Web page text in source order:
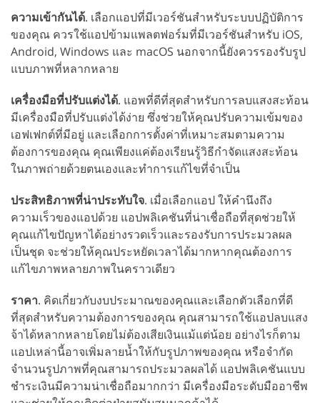
ความเข้ากันได้. เลือกแอปที่มีเวอร์ชันสำหรับระบบปฏิบัติการ
ของคุณ ควรใช้แอปข้ามแพลตฟอร์มที่มีเวอร์ชันสำหรับ iOS,
Android, Windows และ macOS นอกจากนี้ยังควรรองรับรูป
แบบภาพที่หลากหลาย
เครื่องมือที่ปรับแต่งได้. แอพที่ดีที่สุดสำหรับการลบแสงสะท้อน
มีเครื่องมือที่ปรับแต่งได้ง่าย ซึ่งช่วยให้คุณปรับความเข้มของ
เอฟเฟกต์ที่มีอยู่ และเลือกการตั้งค่าที่เหมาะสมตามความ
ต้องการของคุณ คุณเพียงแค่ต้องเรียนรู้วิธีกำจัดแสงสะท้อน
ในภาพถ่ายด้วยตนเองและทำการแก้ไขที่จำเป็น
ประสิทธิภาพที่น่าประทับใจ. เมื่อเลือกแอป ให้คำนึงถึง
ความเร็วของแอปด้วย แอปพลิเคชันที่น่าเชื่อถือที่สุดช่วยให้
คุณแก้ไขปัญหาได้อย่างรวดเร็วและรองรับการประมวลผล
เป็นชุด จะช่วยให้คุณประหยัดเวลาได้มากหากคุณต้องการ
แก้ไขภาพหลายภาพในคราวเดียว
ราคา. คิดเกี่ยวกับงบประมาณของคุณและเลือกตัวเลือกที่ดี
ที่สุดสำหรับความต้องการของคุณ คุณสามารถใช้แอปลบแสง
จ้าได้หลากหลายโดยไม่ต้องเสียเงินแม้แต่น้อย อย่างไรก็ตาม
แอปเหล่านี้อาจเพิ่มลายน้ำให้กับรูปภาพของคุณ หรือจำกัด
จำนวนรูปภาพที่คุณสามารถประมวลผลได้ แอปพลิเคชันแบบ
ชำระเงินมีความน่าเชื่อถือมากกว่า มีเครื่องมือระดับมืออาชีพ